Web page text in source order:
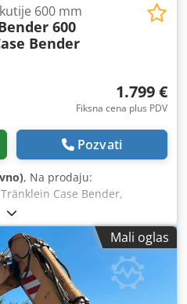
600 mm
600
Bender
1.799 €
Fiksna cena plus PDV
Pozvati
, Na prodaju:
Case Bender,
hrbata korica knjiga u
odgovarajući radijus,
bloku knjige.
valjcima koji omogućavaju
korica. Čvrsta, livena
preciznost i dugovečnost.
Mali oglas